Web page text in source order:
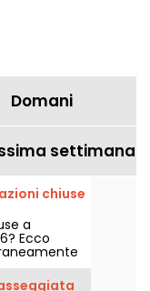
Domani
settimana
chiuse
a
Ecco
o rinnovo,
la vostra